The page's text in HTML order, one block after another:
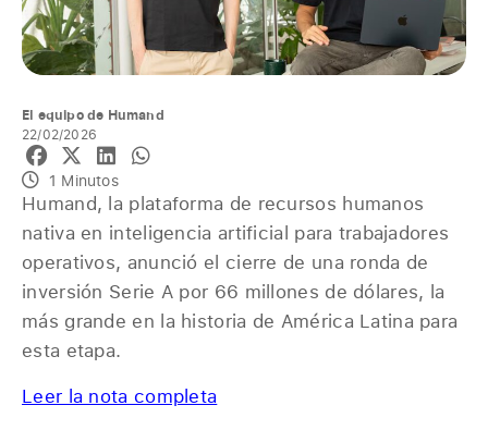
El equipo de Humand
22/02/2026
1 Minutos
Humand, la plataforma de recursos humanos
nativa en inteligencia artificial para trabajadores
operativos, anunció el cierre de una ronda de
inversión Serie A por 66 millones de dólares, la
más grande en la historia de América Latina para
esta etapa.
Leer la nota completa